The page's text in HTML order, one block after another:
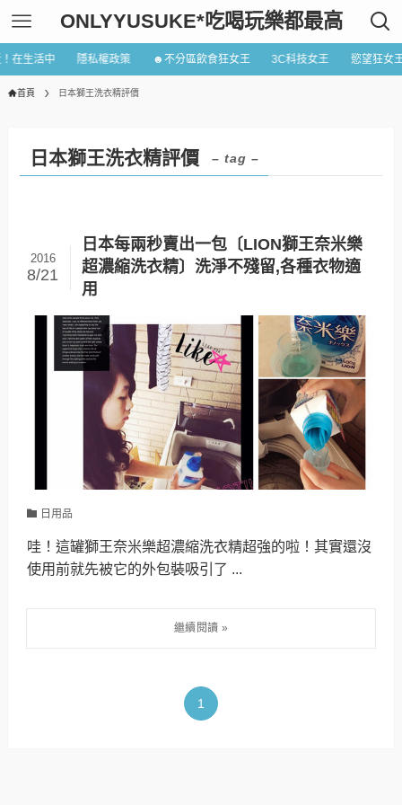
ONLYYUSUKE*吃喝玩樂都最高
在生活中 隱私權政策 ☻不分區飲食狂女王 3C科技女王 慾望狂女
首頁 日本獅王洗衣精評價
日本獅王洗衣精評價 – tag –
日本每兩秒賣出一包〔LION獅王奈米樂
超濃縮洗衣精〕洗淨不殘留,各種衣物適
用
2016
8/21
日用品
哇！這罐獅王奈米樂超濃縮洗衣精超強的啦！其實還沒
使用前就先被它的外包裝吸引了 ...
1